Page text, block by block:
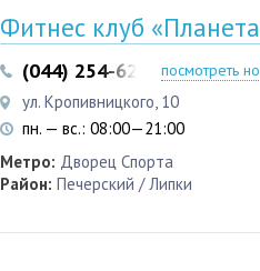
Фитнес клуб
(044) 254-62-10посмотреть
ул. Кропивницкого, 10
пн. — вс.: 08:00—21:00
Метро: Дворец Спорта
Район: Печерский / Липки